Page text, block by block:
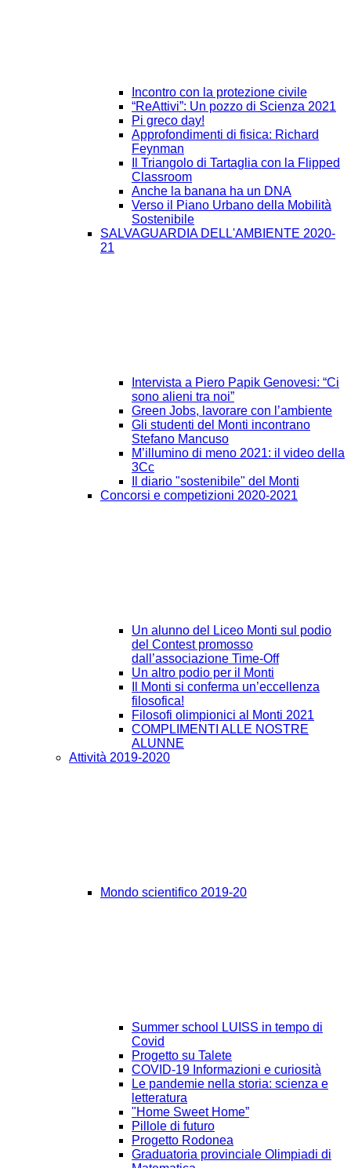
Incontro con la protezione civile
“ReAttivi”: Un pozzo di Scienza 2021
Pi greco day!
Approfondimenti di fisica: Richard
Feynman
Il Triangolo di Tartaglia con la Flipped
Classroom
Anche la banana ha un DNA
Verso il Piano Urbano della Mobilità
Sostenibile
SALVAGUARDIA DELL'AMBIENTE 2020-
21
Intervista a Piero Papik Genovesi: “Ci
sono alieni tra noi”
Green Jobs, lavorare con l’ambiente
Gli studenti del Monti incontrano
Stefano Mancuso
M’illumino di meno 2021: il video della
3Cc
Il diario "sostenibile" del Monti
Concorsi e competizioni 2020-2021
Un alunno del Liceo Monti sul podio
del Contest promosso
dall’associazione Time-Off
Un altro podio per il Monti
Il Monti si conferma un’eccellenza
filosofica!
Filosofi olimpionici al Monti 2021
COMPLIMENTI ALLE NOSTRE
ALUNNE
Attività 2019-2020
Mondo scientifico 2019-20
Summer school LUISS in tempo di
Covid
Progetto su Talete
COVID-19 Informazioni e curiosità
Le pandemie nella storia: scienza e
letteratura
"Home Sweet Home”
Pillole di futuro
Progetto Rodonea
Graduatoria provinciale Olimpiadi di